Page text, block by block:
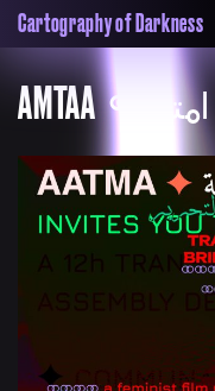
Cartography of Darkness
Map
Repository
Contributors
Colophon